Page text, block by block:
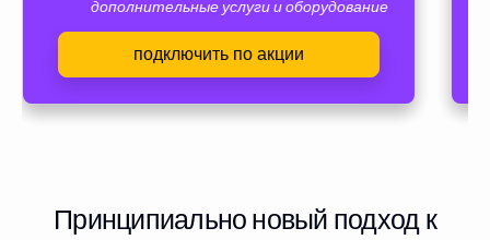
дополнительные услуги и оборудование
подключить по акции
Принципиально новый подход к